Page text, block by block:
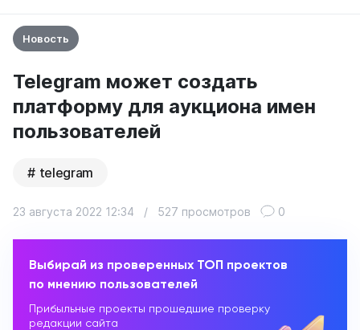
Новость
Telegram может создать
платформу для аукциона имен
пользователей
telegram
23 августа 2022 12:34 / 527 просмотров 0
Выбирай из проверенных ТОП проектов
по мнению пользователей
Прибыльные проекты прошедшие проверку
редакции сайта